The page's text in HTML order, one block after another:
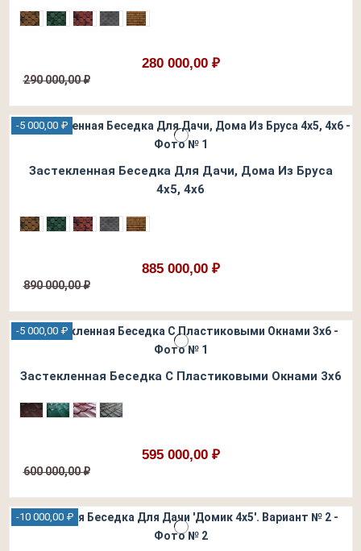
280 000,00 ₽
290 000,00 ₽
-5 000,00 ₽
Застекленная Беседка Для Дачи, Дома Из Бруса
4х5, 4х6
885 000,00 ₽
890 000,00 ₽
-5 000,00 ₽
Застекленная Беседка С Пластиковыми Окнами 3х6
595 000,00 ₽
600 000,00 ₽
-10 000,00 ₽